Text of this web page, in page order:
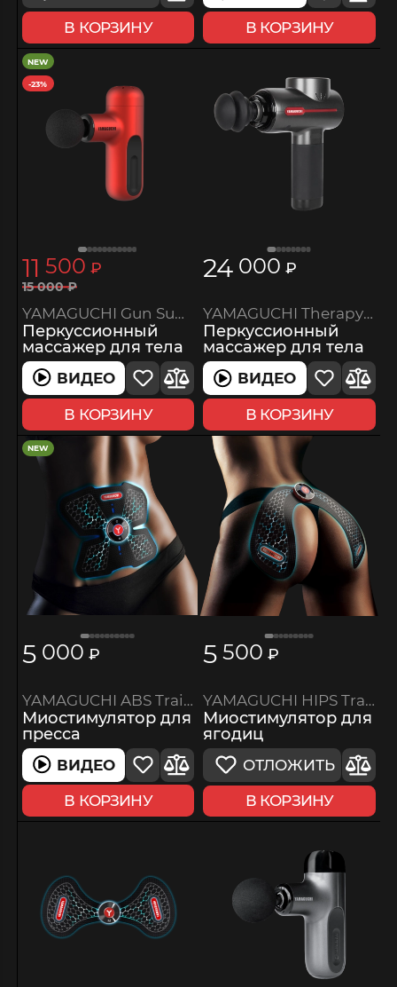
В КОРЗИНУ В КОРЗИНУ
NEW
-23%
11 500 ₽
15 000₽
YAMAGUCHI Gun Super Mini
Перкуссионный
массажер для тела
ВИДЕО
В КОРЗИНУ
24 000 ₽
YAMAGUCHI Therapy Massage Gun
Перкуссионный
массажер для тела
ВИДЕО
В КОРЗИНУ
NEW
5 000 ₽
YAMAGUCHI ABS Trainer MIO
Миостимулятор для
пресса
ВИДЕО
В КОРЗИНУ
5 500 ₽
YAMAGUCHI HIPS Trainer MIO
Миостимулятор для
ягодиц
ОТЛОЖИТЬ
В КОРЗИНУ